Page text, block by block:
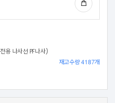
용 나사선 PF나사)
재고수량 4187개